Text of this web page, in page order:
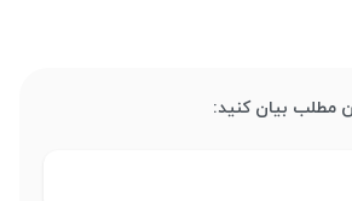
مطلب بیان کنید: